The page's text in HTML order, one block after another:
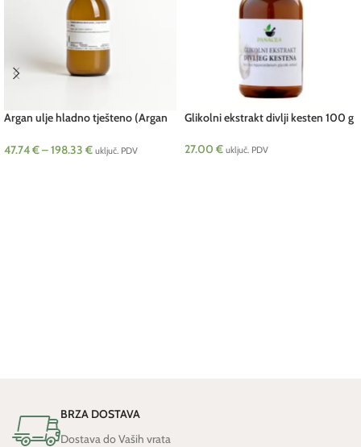
Argan ulje hladno tješteno (Argan
47.74€–198.33 € uključ. PDV
Glikolni ekstrakt divlji kesten 100 g
27.00 € uključ. PDV
BRZA DOSTAVA
Dostava do Vaših vrata